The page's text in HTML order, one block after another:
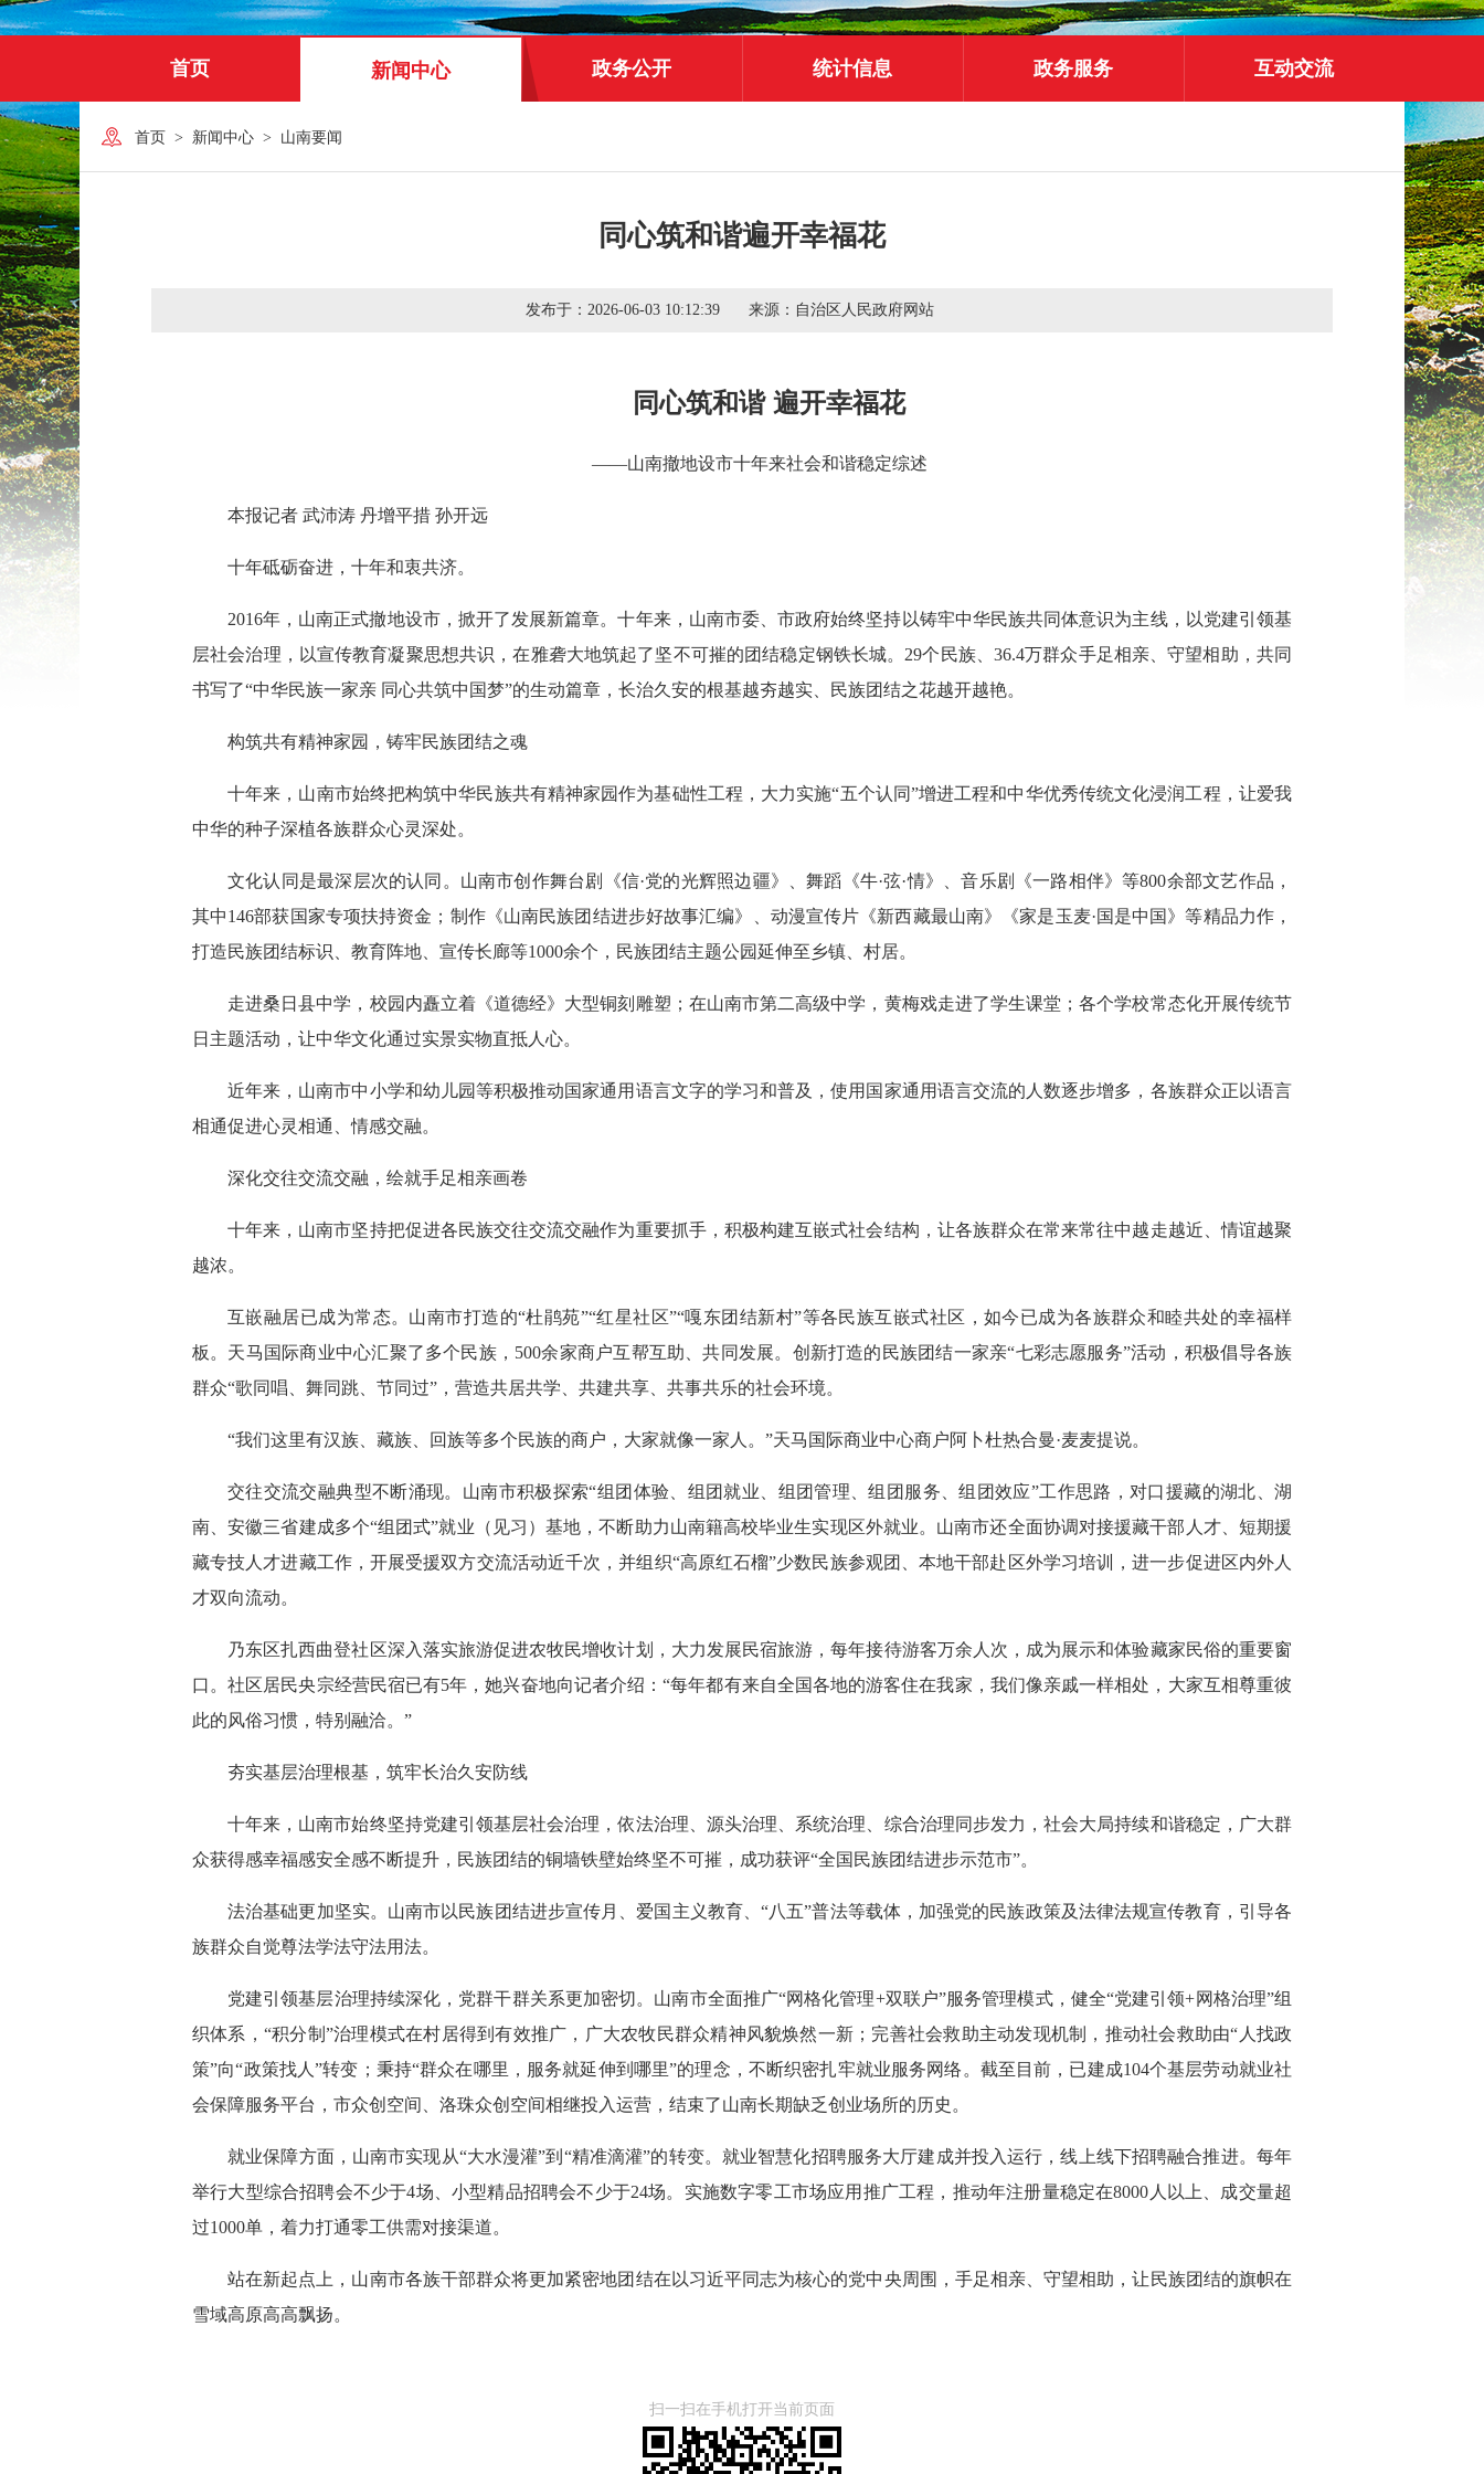
首页 新闻中心 政务公开 统计信息 政务服务 互动交流
首页 > 新闻中心 > 山南要闻
同心筑和谐遍开幸福花
发布于： 2026-06-03 10:12:39 来源： 自治区人民政府网站
同心筑和谐 遍开幸福花
——山南撤地设市十年来社会和谐稳定综述
本报记者 武沛涛 丹增平措 孙开远
十年砥砺奋进，十年和衷共济。
2016年，山南正式撤地设市，掀开了发展新篇章。十年来，山南市委、市政府始终坚持以铸牢中华民族共同体意识为主线，以党建引领基
层社会治理，以宣传教育凝聚思想共识，在雅砻大地筑起了坚不可摧的团结稳定钢铁长城。29个民族、36.4万群众手足相亲、守望相助，共同
书写了“中华民族一家亲 同心共筑中国梦”的生动篇章，长治久安的根基越夯越实、民族团结之花越开越艳。
构筑共有精神家园，铸牢民族团结之魂
十年来，山南市始终把构筑中华民族共有精神家园作为基础性工程，大力实施“五个认同”增进工程和中华优秀传统文化浸润工程，让爱我
中华的种子深植各族群众心灵深处。
文化认同是最深层次的认同。山南市创作舞台剧《信·党的光辉照边疆》、舞蹈《牛·弦·情》、音乐剧《一路相伴》等800余部文艺作品，
其中146部获国家专项扶持资金；制作《山南民族团结进步好故事汇编》、动漫宣传片《新西藏最山南》《家是玉麦·国是中国》等精品力作，
打造民族团结标识、教育阵地、宣传长廊等1000余个，民族团结主题公园延伸至乡镇、村居。
走进桑日县中学，校园内矗立着《道德经》大型铜刻雕塑；在山南市第二高级中学，黄梅戏走进了学生课堂；各个学校常态化开展传统节
日主题活动，让中华文化通过实景实物直抵人心。
近年来，山南市中小学和幼儿园等积极推动国家通用语言文字的学习和普及，使用国家通用语言交流的人数逐步增多，各族群众正以语言
相通促进心灵相通、情感交融。
深化交往交流交融，绘就手足相亲画卷
十年来，山南市坚持把促进各民族交往交流交融作为重要抓手，积极构建互嵌式社会结构，让各族群众在常来常往中越走越近、情谊越聚
越浓。
互嵌融居已成为常态。山南市打造的“杜鹃苑”“红星社区”“嘎东团结新村”等各民族互嵌式社区，如今已成为各族群众和睦共处的幸福样
板。天马国际商业中心汇聚了多个民族，500余家商户互帮互助、共同发展。创新打造的民族团结一家亲“七彩志愿服务”活动，积极倡导各族
群众“歌同唱、舞同跳、节同过”，营造共居共学、共建共享、共事共乐的社会环境。
“我们这里有汉族、藏族、回族等多个民族的商户，大家就像一家人。”天马国际商业中心商户阿卜杜热合曼·麦麦提说。
交往交流交融典型不断涌现。山南市积极探索“组团体验、组团就业、组团管理、组团服务、组团效应”工作思路，对口援藏的湖北、湖
南、安徽三省建成多个“组团式”就业（见习）基地，不断助力山南籍高校毕业生实现区外就业。山南市还全面协调对接援藏干部人才、短期援
藏专技人才进藏工作，开展受援双方交流活动近千次，并组织“高原红石榴”少数民族参观团、本地干部赴区外学习培训，进一步促进区内外人
才双向流动。
乃东区扎西曲登社区深入落实旅游促进农牧民增收计划，大力发展民宿旅游，每年接待游客万余人次，成为展示和体验藏家民俗的重要窗
口。社区居民央宗经营民宿已有5年，她兴奋地向记者介绍：“每年都有来自全国各地的游客住在我家，我们像亲戚一样相处，大家互相尊重彼
此的风俗习惯，特别融洽。”
夯实基层治理根基，筑牢长治久安防线
十年来，山南市始终坚持党建引领基层社会治理，依法治理、源头治理、系统治理、综合治理同步发力，社会大局持续和谐稳定，广大群
众获得感幸福感安全感不断提升，民族团结的铜墙铁壁始终坚不可摧，成功获评“全国民族团结进步示范市”。
法治基础更加坚实。山南市以民族团结进步宣传月、爱国主义教育、“八五”普法等载体，加强党的民族政策及法律法规宣传教育，引导各
族群众自觉尊法学法守法用法。
党建引领基层治理持续深化，党群干群关系更加密切。山南市全面推广“网格化管理+双联户”服务管理模式，健全“党建引领+网格治理”组
织体系，“积分制”治理模式在村居得到有效推广，广大农牧民群众精神风貌焕然一新；完善社会救助主动发现机制，推动社会救助由“人找政
策”向“政策找人”转变；秉持“群众在哪里，服务就延伸到哪里”的理念，不断织密扎牢就业服务网络。截至目前，已建成104个基层劳动就业社
会保障服务平台，市众创空间、洛珠众创空间相继投入运营，结束了山南长期缺乏创业场所的历史。
就业保障方面，山南市实现从“大水漫灌”到“精准滴灌”的转变。就业智慧化招聘服务大厅建成并投入运行，线上线下招聘融合推进。每年
举行大型综合招聘会不少于4场、小型精品招聘会不少于24场。实施数字零工市场应用推广工程，推动年注册量稳定在8000人以上、成交量超
过1000单，着力打通零工供需对接渠道。
站在新起点上，山南市各族干部群众将更加紧密地团结在以习近平同志为核心的党中央周围，手足相亲、守望相助，让民族团结的旗帜在
雪域高原高高飘扬。
扫一扫在手机打开当前页面